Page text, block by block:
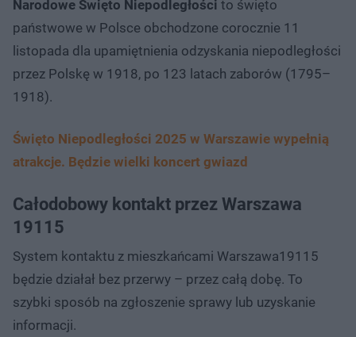
Narodowe Święto Niepodległości to święto
państwowe w Polsce obchodzone corocznie 11
listopada dla upamiętnienia odzyskania niepodległości
przez Polskę w 1918, po 123 latach zaborów (1795–
1918).
Święto Niepodległości 2025 w Warszawie wypełnią
atrakcje. Będzie wielki koncert gwiazd
Całodobowy kontakt przez Warszawa
19115
System kontaktu z mieszkańcami Warszawa19115
będzie działał bez przerwy – przez całą dobę. To
szybki sposób na zgłoszenie sprawy lub uzyskanie
informacji.